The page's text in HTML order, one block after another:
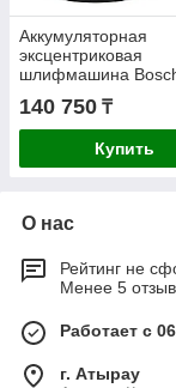
Аккумуляторная
эксцентриковая
шлифмашина
185-LI 1х4Ач
140 750 ₸
Купить
О нас
Рейтинг не
Менее 5
Работает с
г. Атырау